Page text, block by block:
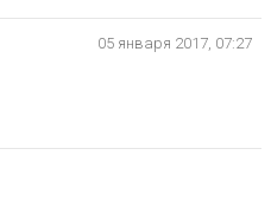
05 января 2017, 07:27